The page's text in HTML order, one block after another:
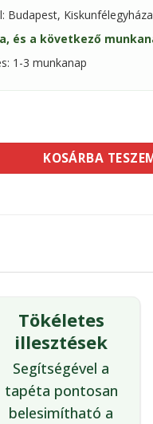
Budapest,
és a következő
1-3 munkanap
30910
KOSÁRBA
Tökéletes
illesztések
Segítségével a
tapéta pontosan
belesimítható a